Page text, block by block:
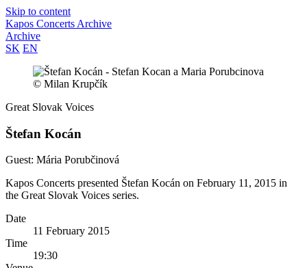
Skip to content
Kapos Concerts Archive
Archive
SK EN
© Milan Krupčík
Great Slovak Voices
Štefan Kocán
Guest: Mária Porubčinová
Kapos Concerts presented Štefan Kocán on February 11, 2015 in
the Great Slovak Voices series.
Date
11 February 2015
Time
19:30